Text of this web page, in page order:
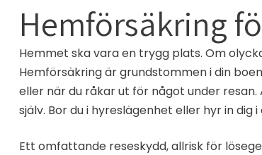
Hemförsäkring
Hemmet ska vara en trygg plats. Om
Hemförsäkring är grundstommen i din
eller när du råkar ut för något under
själv. Bor du i hyreslägenhet eller hyr in dig
Ett omfattande reseskydd, allrisk för